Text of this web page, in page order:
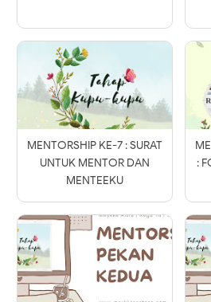
MENTORSHIP KE-7 : SURAT
UNTUK MENTOR DAN
MENTEEKU
: